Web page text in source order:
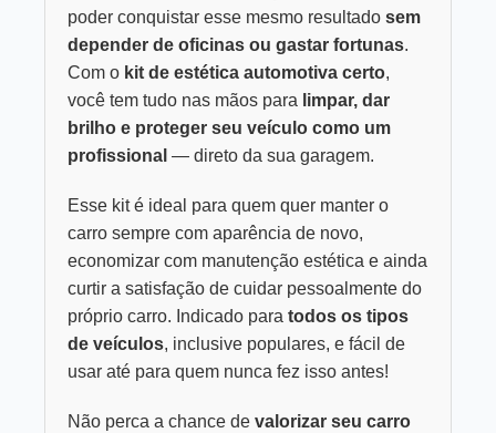
poder conquistar esse mesmo resultado sem
depender de oficinas ou gastar fortunas.
Com o kit de estética automotiva certo,
você tem tudo nas mãos para limpar, dar
brilho e proteger seu veículo como um
profissional — direto da sua garagem.
Esse kit é ideal para quem quer manter o
carro sempre com aparência de novo,
economizar com manutenção estética e ainda
curtir a satisfação de cuidar pessoalmente do
próprio carro. Indicado para todos os tipos
de veículos, inclusive populares, e fácil de
usar até para quem nunca fez isso antes!
Não perca a chance de valorizar seu carro